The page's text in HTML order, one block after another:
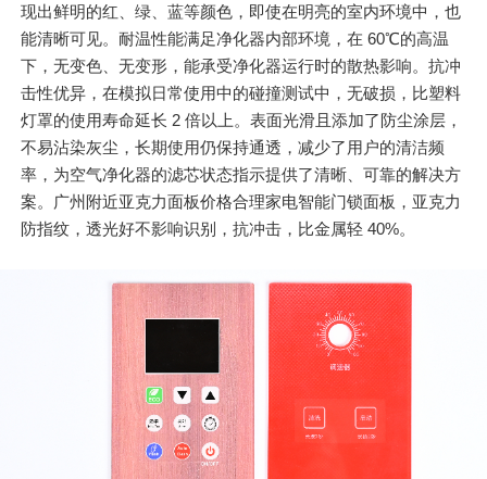
现出鲜明的红、绿、蓝等颜色，即使在明亮的室内环境中，也
能清晰可见。耐温性能满足净化器内部环境，在 60℃的高温
下，无变色、无变形，能承受净化器运行时的散热影响。抗冲
击性优异，在模拟日常使用中的碰撞测试中，无破损，比塑料
灯罩的使用寿命延长 2 倍以上。表面光滑且添加了防尘涂层，
不易沾染灰尘，长期使用仍保持通透，减少了用户的清洁频
率，为空气净化器的滤芯状态指示提供了清晰、可靠的解决方
案。广州附近亚克力面板价格合理家电智能门锁面板，亚克力
防指纹，透光好不影响识别，抗冲击，比金属轻 40%。